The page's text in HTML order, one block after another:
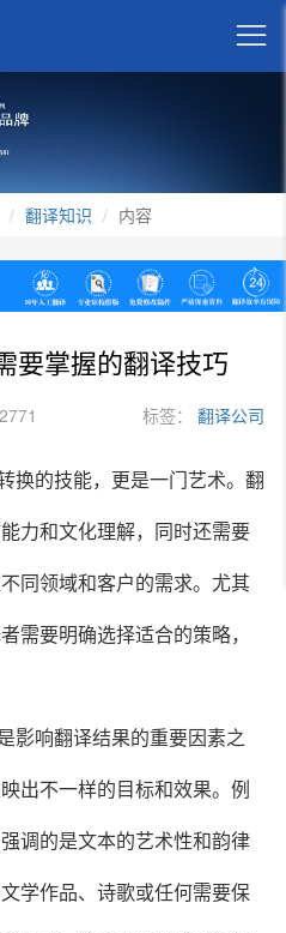

翻译知识 内容
要掌握的翻译技巧
标签： 翻译公司
换的技能，更是一门艺术。翻
力和文化理解，同时还需要
同领域和客户的需求。尤其
需要明确选择适合的策略，
影响翻译结果的重要因素之
出不一样的目标和效果。例
调的是文本的艺术性和韵律
学作品、诗歌或任何需要保